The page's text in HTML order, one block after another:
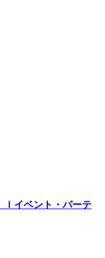
ｌイベント・パーテ